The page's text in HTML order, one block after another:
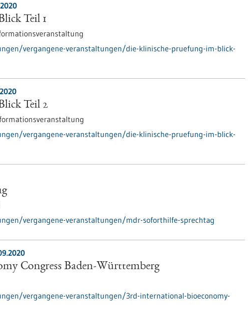
Teil 1
vergangene-veranstaltungen/die-klinische-pruefung-im-blick-
Teil 2
vergangene-veranstaltungen/die-klinische-pruefung-im-blick-
vergangene-veranstaltungen/mdr-soforthilfe-sprechtag
Congress Baden-Württemberg
vergangene-veranstaltungen/3rd-international-bioeconomy-